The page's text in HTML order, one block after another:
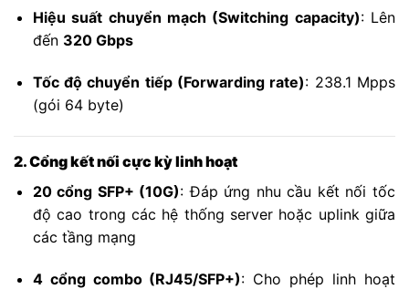
Hiệu suất chuyển mạch (Switching capacity): Lên
đến 320 Gbps
Tốc độ chuyển tiếp (Forwarding rate): 238.1 Mpps
(gói 64 byte)
2. Cổng kết nối cực kỳ linh hoạt
20 cổng SFP+ (10G): Đáp ứng nhu cầu kết nối tốc
độ cao trong các hệ thống server hoặc uplink giữa
các tầng mạng
4 cổng combo (RJ45/SFP+): Cho phép linh hoạt